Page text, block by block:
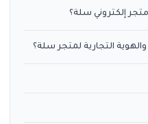
إلكتروني سلة؟
التجارية لمتجر سلة؟